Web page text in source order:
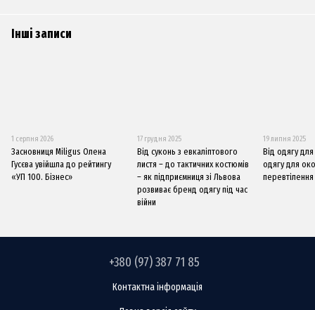
Інші записи
1 серпня 2026
Засновниця Miligus Олена
Гусєва увійшла до рейтингу
«УП 100. Бізнес»
17 грудня 2025
Від суконь з евкаліптового
листя – до тактичних костюмів
– як підприємниця зі Львова
розвиває бренд одягу під час
війни
19 липня 2025
Від одягу
одягу для
+380 (97) 387 71 85
Контактна інформація